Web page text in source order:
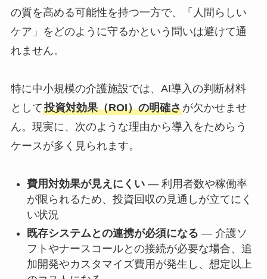
の質を高める可能性を持つ一方で、「人間らしい
ケア」をどのように守るかという問いは避けて通
れません。
特に中小規模の介護施設では、AI導入の判断材料
として投資対効果（ROI）の明確さが欠かせませ
ん。現実に、次のような理由から導入をためらう
ケースが多く見られます。
費用対効果が見えにくい— 利用者数や稼働率
が限られるため、投資回収の見通しが立てにく
い状況
既存システムとの連携が必須になる — 介護ソ
フトやナースコールとの接続が必要な場合、追
加開発やカスタマイズ費用が発生し、想定以上